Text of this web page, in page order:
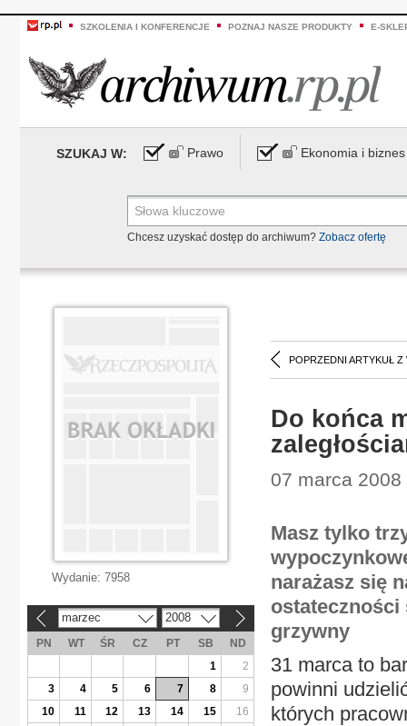
SZKOLENIA I KONFERENCJE POZNAJ NASZE PRODUKTY E-
SZUKAJ W: Prawo Ekonomia i biznes
Chcesz uzyskać dostęp do archiwum? Zobacz ofertę
POPRZEDNI ARTYKUŁ Z
Do końca
07 marca
Masz tylko
narażasz się
ostateczności
grzywny
31 marca to
powinni
których
Wydanie: 7958
marzec 2008
PN WT ŚR CZ PT SB
ND
1
2
3
4 5 6 7 8
9
10
11 12 13 14 15
16